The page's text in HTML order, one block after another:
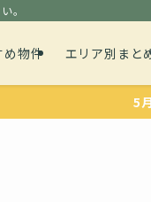
。
め物件 エリア別まと
5月19日